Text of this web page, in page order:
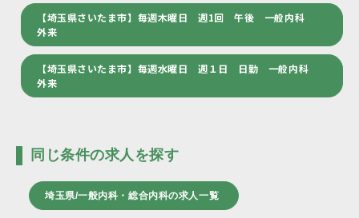
【埼玉県さいたま市】毎週木曜日 週1回 午後 一般内科
外来
【埼玉県さいたま市】毎週水曜日 週１日 日勤 一般内科
外来
同じ条件の求人を探す
埼玉県/一般内科・総合内科の求人一覧